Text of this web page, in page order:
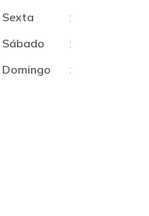
Sexta
:
Sábado
:
Domingo
: